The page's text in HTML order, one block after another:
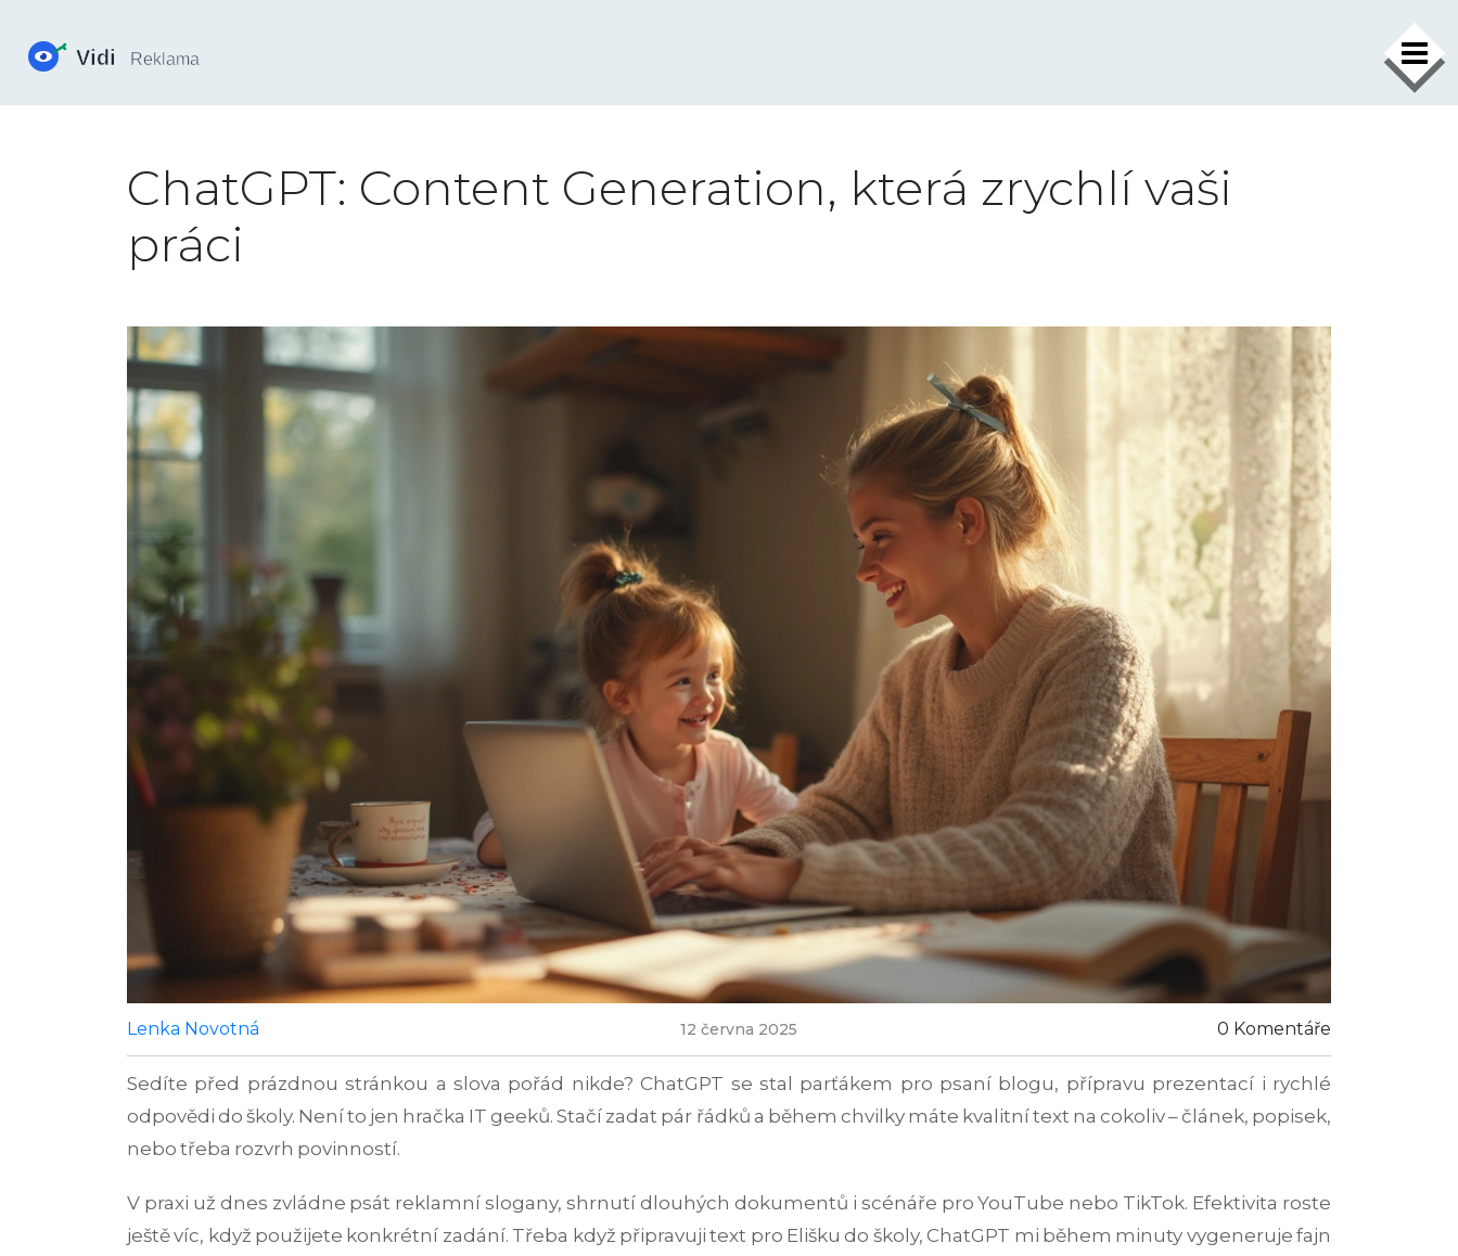
×
ChatGPT: Content Generation, která zrychlí vaši
práci
Lenka Novotná 12 června 2025 0 Komentáře
Sedíte před prázdnou stránkou a slova pořád nikde? ChatGPT se stal parťákem pro psaní blogu, přípravu prezentací i rychlé
odpovědi do školy. Není to jen hračka IT geeků. Stačí zadat pár řádků a během chvilky máte kvalitní text na cokoliv – článek, popisek,
nebo třeba rozvrh povinností.
V praxi už dnes zvládne psát reklamní slogany, shrnutí dlouhých dokumentů i scénáře pro YouTube nebo TikTok. Efektivita roste
ještě víc, když použijete konkrétní zadání. Třeba když připravuji text pro Elišku do školy, ChatGPT mi během minuty vygeneruje fajn